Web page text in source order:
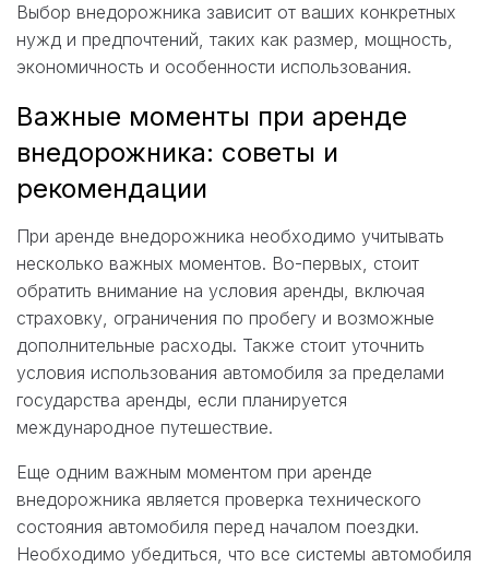
Выбор внедорожника зависит от ваших конкретных
нужд и предпочтений, таких как размер, мощность,
экономичность и особенности использования.
Важные моменты при аренде
внедорожника: советы и
рекомендации
При аренде внедорожника необходимо учитывать
несколько важных моментов. Во-первых, стоит
обратить внимание на условия аренды, включая
страховку, ограничения по пробегу и возможные
дополнительные расходы. Также стоит уточнить
условия использования автомобиля за пределами
государства аренды, если планируется
международное путешествие.
Еще одним важным моментом при аренде
внедорожника является проверка технического
состояния автомобиля перед началом поездки.
Необходимо убедиться, что все системы автомобиля